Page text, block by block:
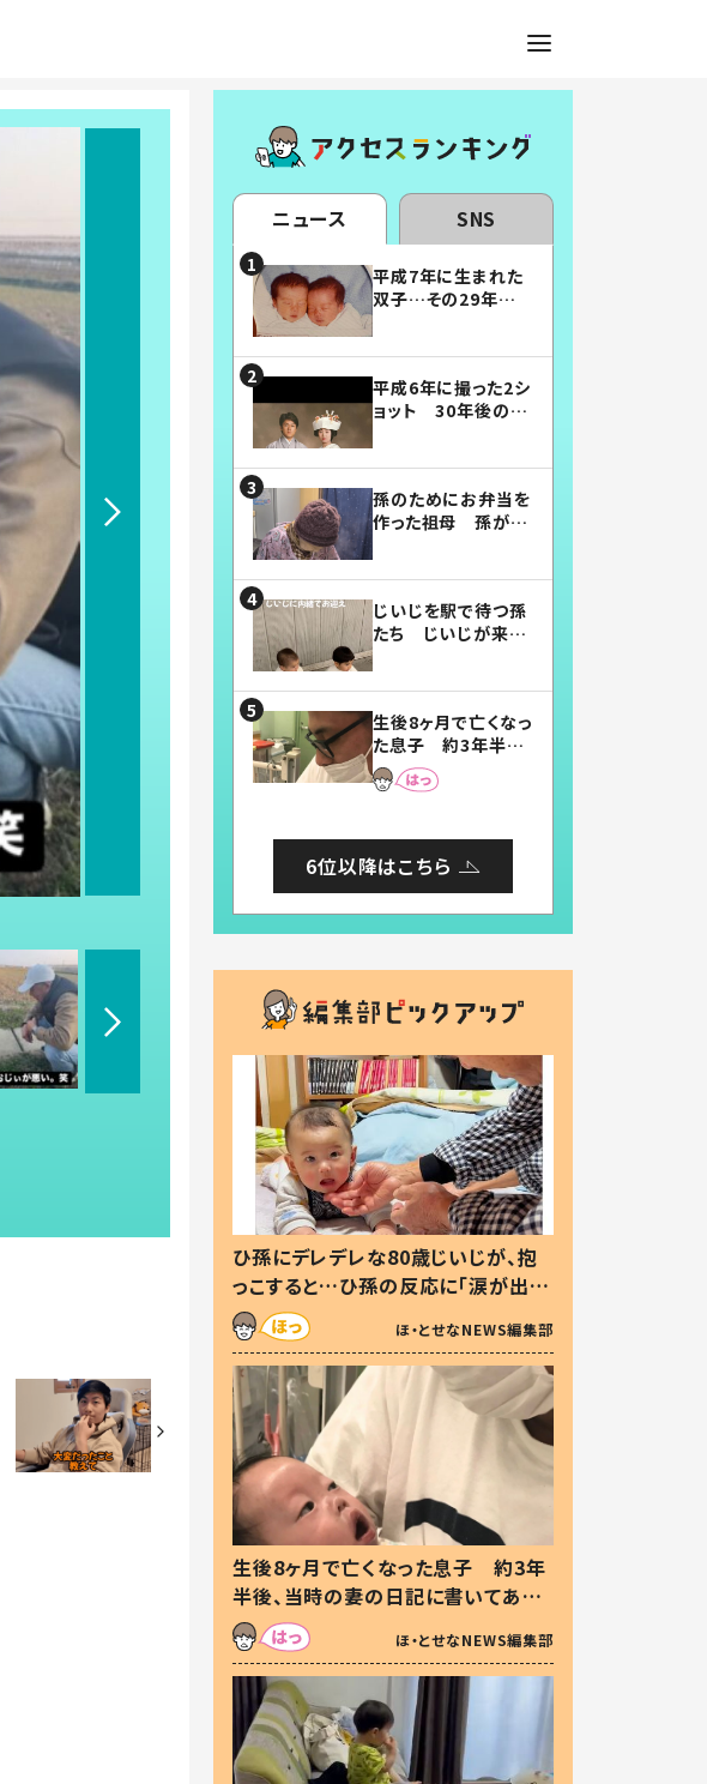
ニュース SNS
平成7年に生まれた
双子…その29年後
平成6年に撮った2シ
ョット 30年後の姿
孫のためにお弁当を
作った祖母 孫が絶
じいじを駅で待つ孫
たち じいじが来た
まらない」「幸せにな
れる」
生後8ヶ月で亡くなっ
た息子 約3年半
後、当時の妻の日記
に書いてあった本音
6位以降はこちら
ひ孫にデレデレな80歳じいじが、抱
っこすると…ひ孫の反応に「涙が出ま
した」「可愛くて仕方ない」
ほ・とせなNEWS編集部
生後8ヶ月で亡くなった息子 約3年
半後、当時の妻の日記に書いてあっ
た本音とは
ほ・とせなNEWS編集部